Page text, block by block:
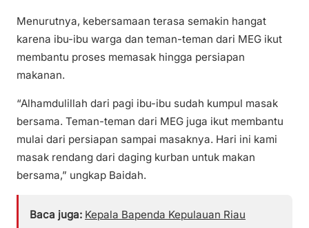
Menurutnya, kebersamaan terasa semakin hangat
karena ibu-ibu warga dan teman-teman dari MEG ikut
membantu proses memasak hingga persiapan
makanan.
“Alhamdulillah dari pagi ibu-ibu sudah kumpul masak
bersama. Teman-teman dari MEG juga ikut membantu
mulai dari persiapan sampai masaknya. Hari ini kami
masak rendang dari daging kurban untuk makan
bersama,” ungkap Baidah.
Baca juga: Kepala Bapenda Kepulauan Riau